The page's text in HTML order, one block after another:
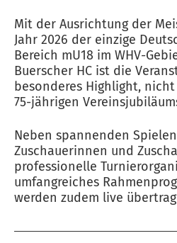
Mit der Ausrichtung der
Jahr 2026 der einzige
Bereich mU18 im WHV-
Buerscher HC ist die
besonderes Highlight,
75-jährigen
Neben spannenden
Zuschauerinnen und
professionelle
umfangreiches
werden zudem live